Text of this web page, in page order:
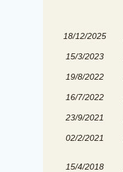
18/12/2025
15/3/2023
19/8/2022
16/7/2022
23/9/2021
02/2/2021
15/4/2018